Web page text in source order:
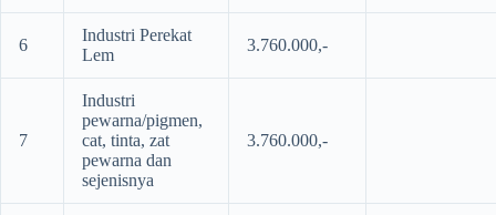
6
Industri Perekat
Lem
3.760.000,-
7
Industri
pewarna/pigmen,
cat, tinta, zat
pewarna dan
sejenisnya
3.760.000,-